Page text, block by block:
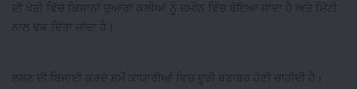
ਦੀ ਖੇਤੀ ਵਿੱਚ ਕਿਸਾਨਾਂ ਦੁਆਰਾ ਕਲੀਆਂ ਨੂੰ ਜ਼ਮੀਨ ਵਿੱਚ ਬੋਇਆ ਜਾਂਦਾ ਹੈ ਅਤੇ ਮਿੱਟੀ
ਨਾਲ ਢਕ ਦਿੱਤਾ ਜਾਂਦਾ ਹੈ।
ਲਸਣ ਦੀ ਬਿਜਾਈ ਕਰਦੇ ਸਮੇਂ ਕਾਯਾਰੀਆਂ ਵਿਚ ਦੂਰੀ ਬਰਾਬਰ ਹੋਣੀ ਚਾਹੀਦੀ ਹੈ।